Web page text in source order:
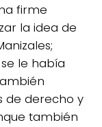
firme
la idea de
le había
de derecho y
también